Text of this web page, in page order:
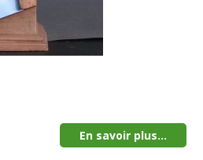
En savoir plus...